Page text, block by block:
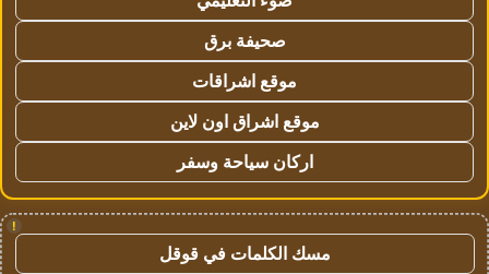
صحيفة برق
موقع اشراقات
موقع اشراق اون لاين
اركان سياحة وسفر
!
مسك الكلمات في قوقل